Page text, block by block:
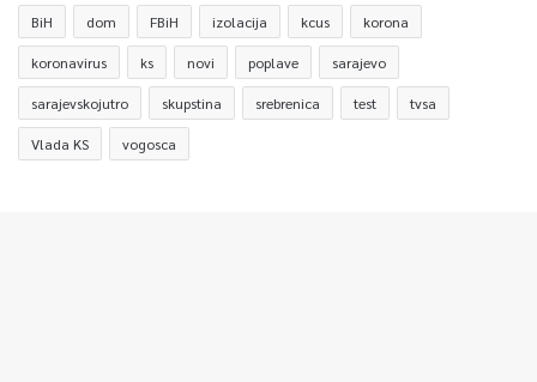
BiH dom FBiH izolacija kcus korona
koronavirus ks novi poplave sarajevo
sarajevskojutro skupstina srebrenica test tvsa
Vlada KS vogosca